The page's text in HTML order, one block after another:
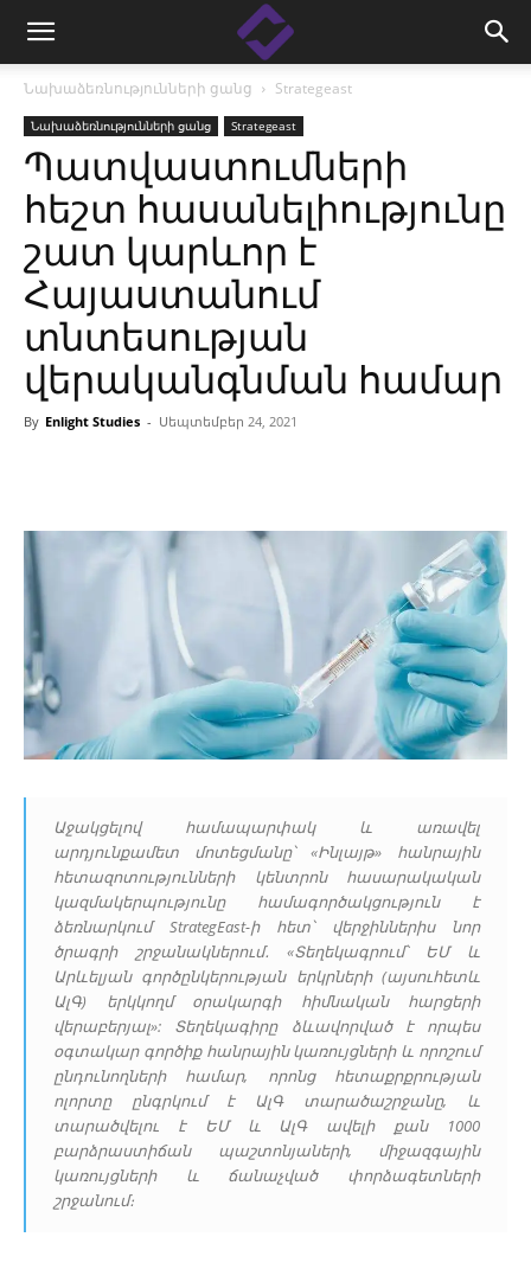
Նախաձեռնությունների ցանց Strategeast
Նախաձեռնությունների ցանց Strategeast
Պատվաստումների
հեշտ հասանելիությունը
շատ կարևոր է
Հայաստանում
տնտեսության
վերականգնման համար
By Enlight Studies - Սեպտեմբեր 24, 2021
Աջակցելով համապարփակ և առավել
արդյունքամետ մոտեցմանը՝ «Ինլայթ» հանրային
հետազոտությունների կենտրոն հասարակական
կազմակերպությունը համագործակցություն է
ձեռնարկում StrategEast-ի հետ՝ վերջիններիս նոր
ծրագրի շրջանակներում․ «Տեղեկագրում՝ ԵՄ և
Արևելյան գործընկերության երկրների (այսուհետև
ԱլԳ) երկկողմ օրակարգի հիմնական հարցերի
վերաբերյալ»: Տեղեկագիրը ձևավորված է որպես
օգտակար գործիք հանրային կառույցների և որոշում
ընդունողների համար, որոնց հետաքրքրության
ոլորտը ընգրկում է ԱլԳ տարածաշրջանը, և
տարածվելու է ԵՄ և ԱլԳ ավելի քան 1000
բարձրաստիճան պաշտոնյաների, միջազգային
կառույցների և ճանաչված փորձագետների
շրջանում։